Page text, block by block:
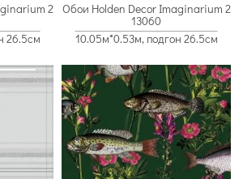
2
26.5см
Обои Holden Decor Imaginarium 2
13060
10.05м*0.53м, подгон 26.5см